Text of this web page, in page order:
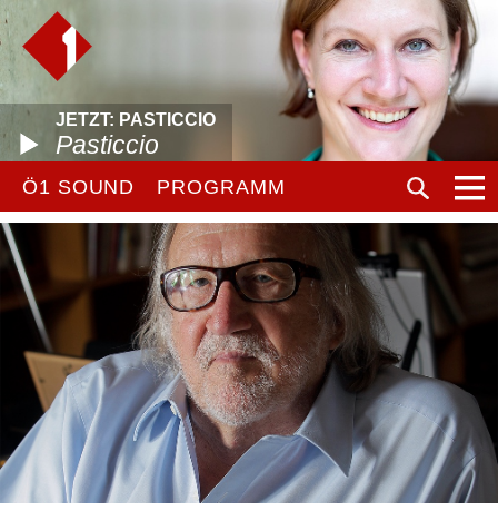
JETZT: PASTICCIO
Pasticcio
Ö1 SOUND PROGRAMM